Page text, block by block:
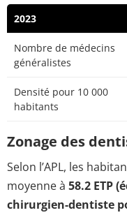
2023
Nombre de médecins
généralistes
Densité pour 10 000
habitants
Zonage des
Selon l’APL, les
moyenne à 58.2 ETP
chirurgien-dentiste